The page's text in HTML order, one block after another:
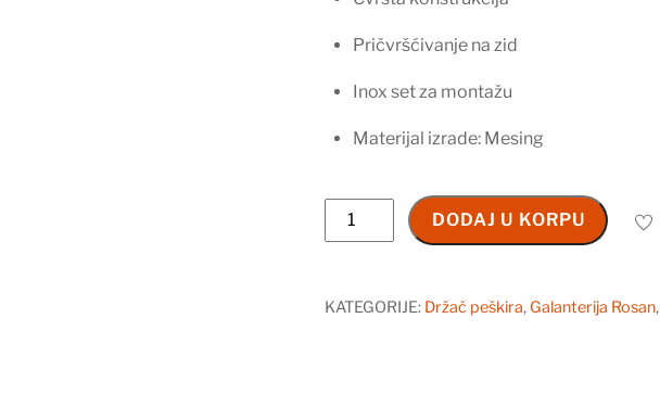
Pričvršćivanje na zid
Inox set za montažu
Materijal izrade: Mesing
Vešalica
NB905
DODAJ U KORPU
KATEGORIJE: Držač peškira, Galanterija Rosan,